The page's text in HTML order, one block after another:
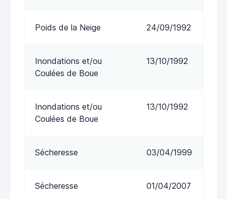
Poids de la Neige 24/09/1992
Inondations et/ou
Coulées de Boue
13/10/1992
Inondations et/ou
Coulées de Boue
13/10/1992
Sécheresse 03/04/1999
Sécheresse 01/04/2007